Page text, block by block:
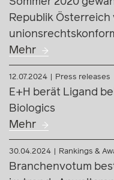
Mehr
29.07.2024 Press releases
Austrian Airlines mit
Europäischen
Sommer 2020
Republik Österreich
unionsrechtskonform
Mehr
12.07.2024 Press releases
E+H berät Ligand